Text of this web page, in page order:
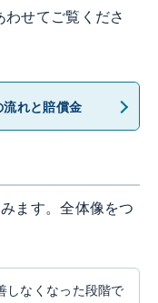
せてご覧くださ
れと賠償金
ます。全体像をつ
しなくなった段階で